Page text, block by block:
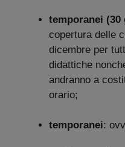
temporanei (30
copertura delle
dicembre per
didattiche
andranno a
orario;
temporanei: